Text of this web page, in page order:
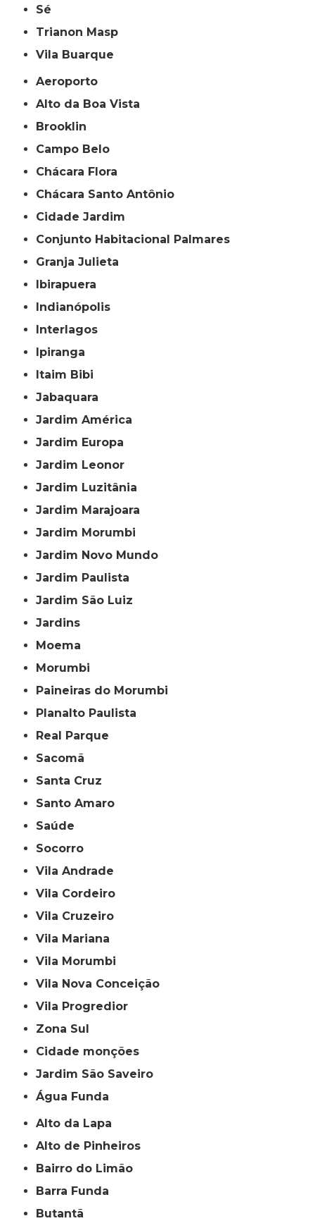
Sé
Trianon Masp
Vila Buarque
Aeroporto
Alto da Boa Vista
Brooklin
Campo Belo
Chácara Flora
Chácara Santo Antônio
Cidade Jardim
Conjunto Habitacional Palmares
Granja Julieta
Ibirapuera
Indianópolis
Interlagos
Ipiranga
Itaim Bibi
Jabaquara
Jardim América
Jardim Europa
Jardim Leonor
Jardim Luzitânia
Jardim Marajoara
Jardim Morumbi
Jardim Novo Mundo
Jardim Paulista
Jardim São Luiz
Jardins
Moema
Morumbi
Paineiras do Morumbi
Planalto Paulista
Real Parque
Sacomã
Santa Cruz
Santo Amaro
Saúde
Socorro
Vila Andrade
Vila Cordeiro
Vila Cruzeiro
Vila Mariana
Vila Morumbi
Vila Nova Conceição
Vila Progredior
Zona Sul
cidade monções
jardim São Saveiro
Água Funda
Alto da Lapa
Alto de Pinheiros
Bairro do Limão
Barra Funda
Butantã